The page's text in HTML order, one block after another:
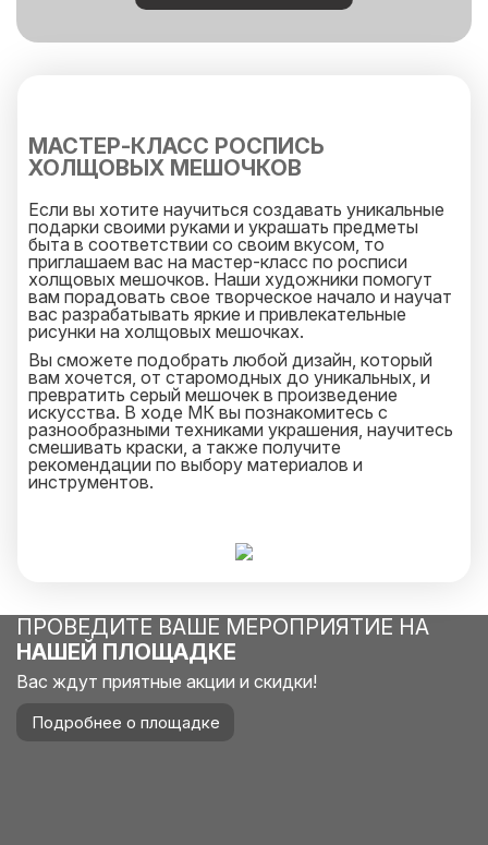
МАСТЕР-КЛАСС РОСПИСЬ
ХОЛЩОВЫХ МЕШОЧКОВ
Если вы хотите научиться создавать уникальные
подарки своими руками и украшать предметы
быта в соответствии со своим вкусом, то
приглашаем вас на мастер-класс по росписи
холщовых мешочков. Наши художники помогут
вам порадовать свое творческое начало и научат
вас разрабатывать яркие и привлекательные
рисунки на холщовых мешочках.
Вы сможете подобрать любой дизайн, который
вам хочется, от старомодных до уникальных, и
превратить серый мешочек в произведение
искусства. В ходе МК вы познакомитесь с
разнообразными техниками украшения, научитесь
смешивать краски, а также получите
рекомендации по выбору материалов и
инструментов.
ПРОВЕДИТЕ ВАШЕ МЕРОПРИЯТИЕ НА
НАШЕЙ ПЛОЩАДКЕ
Вас ждут приятные акции и скидки!
Подробнее о площадке